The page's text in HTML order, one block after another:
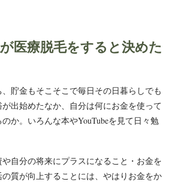
医療脱毛をすると決めた
貯金もそこそこで毎日その日暮らしでも
出始めたなか、自分は何にお金を使って
か。いろんな本やYouTubeを見て日々勉
自分の将来にプラスになること・お金を
質が向上することには、やはりお金をか